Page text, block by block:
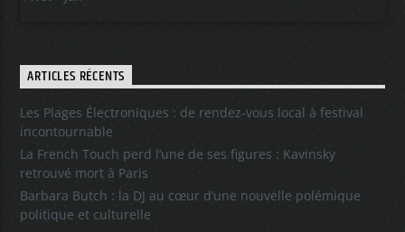
ARTICLES RÉCENTS
Les Plages Électroniques : de rendez-vous local à festival
incontournable
La French Touch perd l’une de ses figures : Kavinsky
retrouvé mort à Paris
Barbara Butch : la DJ au cœur d’une nouvelle polémique
politique et culturelle